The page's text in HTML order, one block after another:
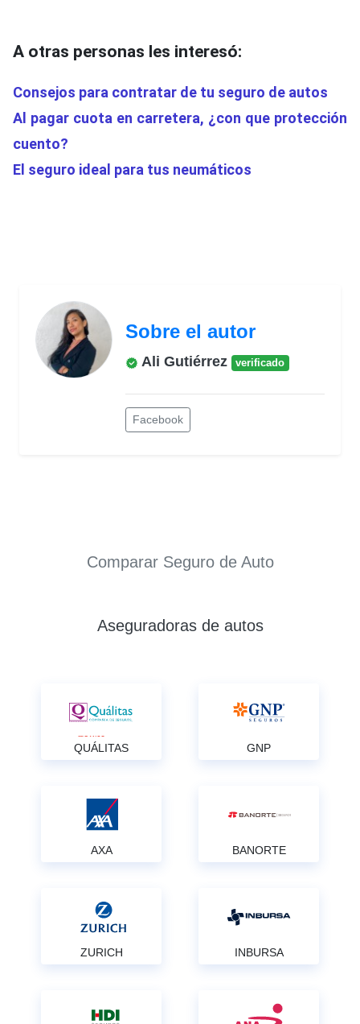
A otras personas les interesó:
Consejos para contratar de tu seguro de autos
Al pagar cuota en carretera, ¿con que protección
cuento?
El seguro ideal para tus neumáticos
Sobre el autor
Ali Gutiérrez verificado
Facebook
Comparar Seguro de Auto
Aseguradoras de autos
QUÁLITAS GNP
AXA BANORTE
ZURICH INBURSA